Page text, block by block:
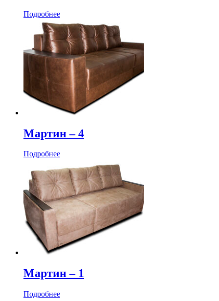
Подробнее
Мартин ‒ 4
Подробнее
Мартин ‒ 1
Подробнее